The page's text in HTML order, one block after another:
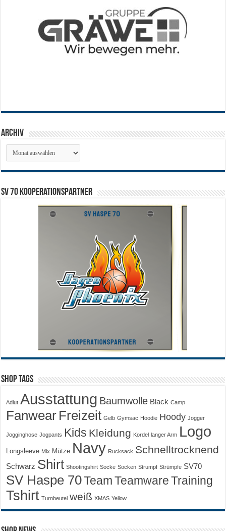
Archiv
Archiv
SV 70 Kooperationspartner
Shop Tags
Adlut Ausstattung Baumwolle Black Camp
Fanwear Freizeit Gelb Gymsac Hoodie Hoody Jogger
Jogginghose Jogpants Kids Kleidung Kordel langer Arm Logo
Longsleeve Mix Mütze Navy Rucksack Schnelltrocknend
Schwarz Shirt Shootingshirt Socke Socken Strumpf Strümpfe SV70
SV Haspe 70Team Teamware Training
Tshirt Turnbeutel weiß XMAS Yellow